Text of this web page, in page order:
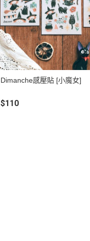
Dimanche感壓貼 [小魔女]
$110